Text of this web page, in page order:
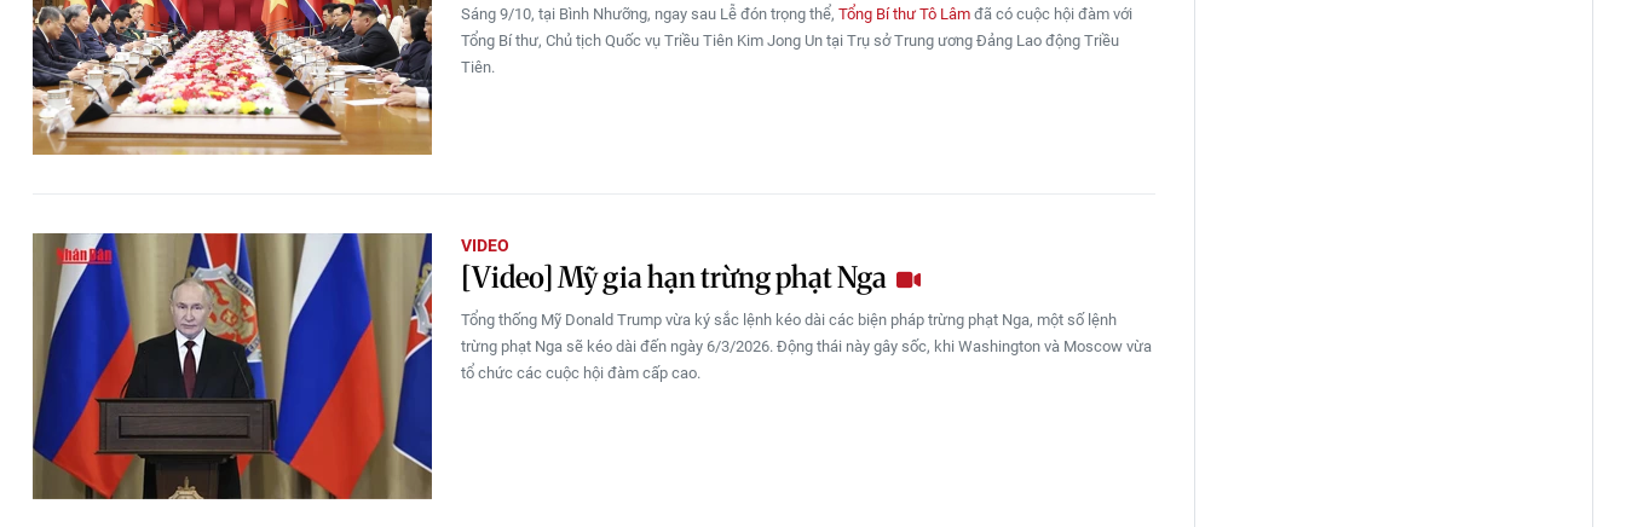
Sáng 9/10, tại Bình Nhưỡng, ngay sau Lễ đón trọng thể, Tổng Bí thư Tô Lâm đã có cuộc hội đàm với
Tổng Bí thư, Chủ tịch Quốc vụ Triều Tiên Kim Jong Un tại Trụ sở Trung ương Đảng Lao động Triều
Tiên.
VIDEO
[Video] Mỹ gia hạn trừng phạt Nga
Tổng thống Mỹ Donald Trump vừa ký sắc lệnh kéo dài các biện pháp trừng phạt Nga, một số lệnh
trừng phạt Nga sẽ kéo dài đến ngày 6/3/2026. Động thái này gây sốc, khi Washington và Moscow vừa
tổ chức các cuộc hội đàm cấp cao.